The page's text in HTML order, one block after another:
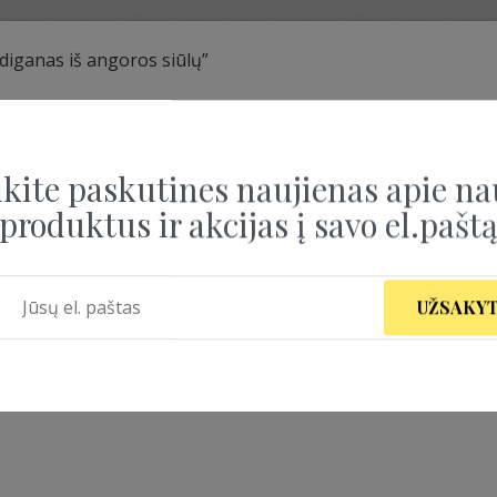
iš angoros siūlų”
IŠ
paskutines naujienas apie
produktus ir akcijas į savo el.paštą